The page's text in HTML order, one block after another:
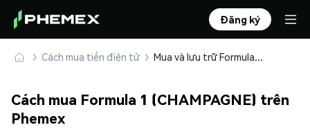
Đăng ký
Cách mua tiền điện tử Mua và lưu trữ Formula 1 (CHAMPAGNE) an toàn
Cách mua Formula 1 (CHAMPAGNE) trên
Phemex